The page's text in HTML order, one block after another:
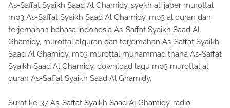
As-Saffat Syaikh Saad Al Ghamidy, syekh ali jaber murottal
mp3 As-Saffat Syaikh Saad Al Ghamidy, mp3 al quran dan
terjemahan bahasa indonesia As-Saffat Syaikh Saad Al
Ghamidy, murottal alquran dan terjemahan As-Saffat Syaikh
Saad Al Ghamidy, mp3 murottal muhammad thaha As-Saffat
Syaikh Saad Al Ghamidy, download lagu mp3 murottal al
quran As-Saffat Syaikh Saad Al Ghamidy.
Surat ke-37 As-Saffat Syaikh Saad Al Ghamidy, radio